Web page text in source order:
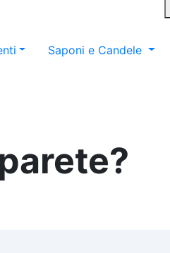
Saponi e Candele